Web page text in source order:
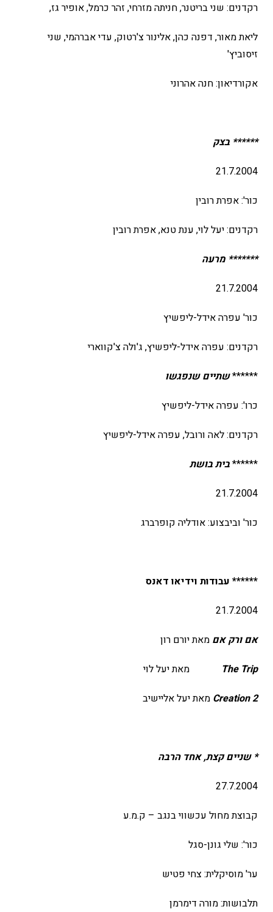
רקדנים: שני בריטנר, חניתה מזרחי, זהר כרמל, אופיר גז,
ליאת מאור, דפנה כהן, אלינור צ'רטוק, עדי אברהמי, שני
זיסוביץ'
אקורדיאון: חנה אהרוני
****** בצק
21.7.2004
כור': אפרת רובין
רקדנים: יעל לוי, ענת טנא, אפרת רובין
******* מרעה
21.7.2004
כור' עפרה אידל-ליפשיץ
רקדנים: עפרה אידל-ליפשיץ, ג'ולה צ'קווארי
******שתיים שנפגשו
כרו': עפרה אידל-ליפשיץ
רקדנים: לאה ורובל, עפרה אידל-ליפשיץ
******בית בושת
21.7.2004
כור' וביבצוע: אודליה קופרברג
****** עבודות וידיאו דאנס
21.7.2004
אם ורק אם מאת יורם רון
The Trip מאת יעל לוי
Creation 2 מאת יעל אליישיב
* שניים קצת, אחד הרבה
27.7.2004
קבוצת מחול עכשווי בנגב – ק.מ.ע
כור': שלי גונן-סגל
ער' מוסיקלית: צחי פטיש
תלבושות: מורה דימרמן